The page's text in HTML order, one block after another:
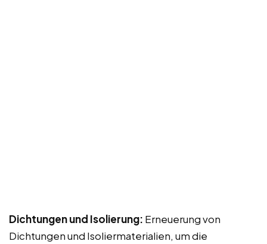
Dichtungen und Isolierung: Erneuerung von
Dichtungen und Isoliermaterialien, um die